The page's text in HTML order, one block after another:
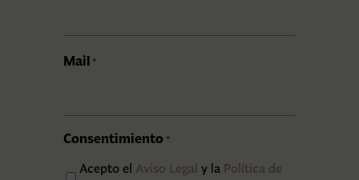
Mail *
Consentimiento *
Acepto el Aviso Legal y la Política de